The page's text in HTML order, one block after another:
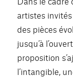
artistes invités
des pièces
jusqu’à
proposition
l’intangible,